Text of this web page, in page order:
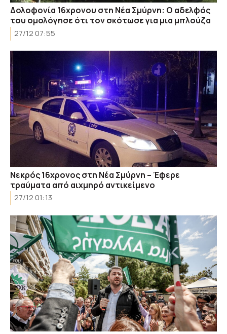
Δολοφονία 16χρονου στη Νέα Σμύρνη: Ο αδελφός
του ομολόγησε ότι τον σκότωσε για μια μπλούζα
27/12 07:55
Νεκρός 16χρονος στη Νέα Σμύρνη – Έφερε
τραύματα από αιχμηρό αντικείμενο
27/12 01:13